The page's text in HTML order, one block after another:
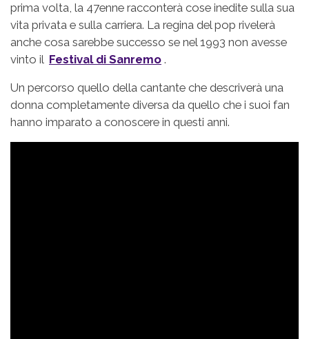
prima volta, la 47enne racconterà cose inedite sulla sua
vita privata e sulla carriera. La regina del pop rivelerà
anche cosa sarebbe successo se nel 1993 non avesse
vinto il Festival di Sanremo .
Un percorso quello della cantante che descriverà una
donna completamente diversa da quello che i suoi fan
hanno imparato a conoscere in questi anni.